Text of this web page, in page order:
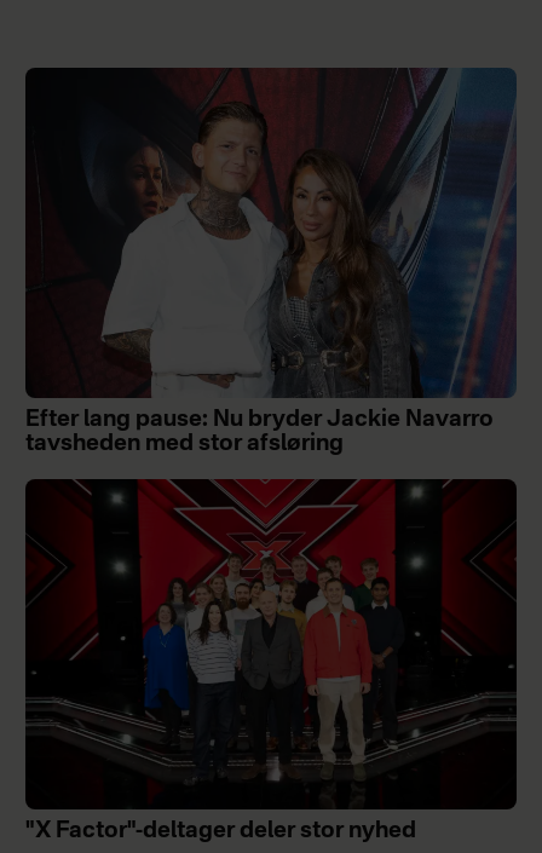
Efter lang pause: Nu bryder Jackie Navarro
tavsheden med stor afsløring
"X Factor"-deltager deler stor nyhed